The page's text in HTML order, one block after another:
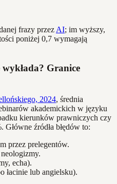
frazy przez AI; im wyższy,
poniżej 0,7 wymagają
Granice
2024, średnia
akademickich w języku
kierunków prawniczych czy
źródła błędów to:
przez prelegentów.
echa).
łacinie lub angielsku).